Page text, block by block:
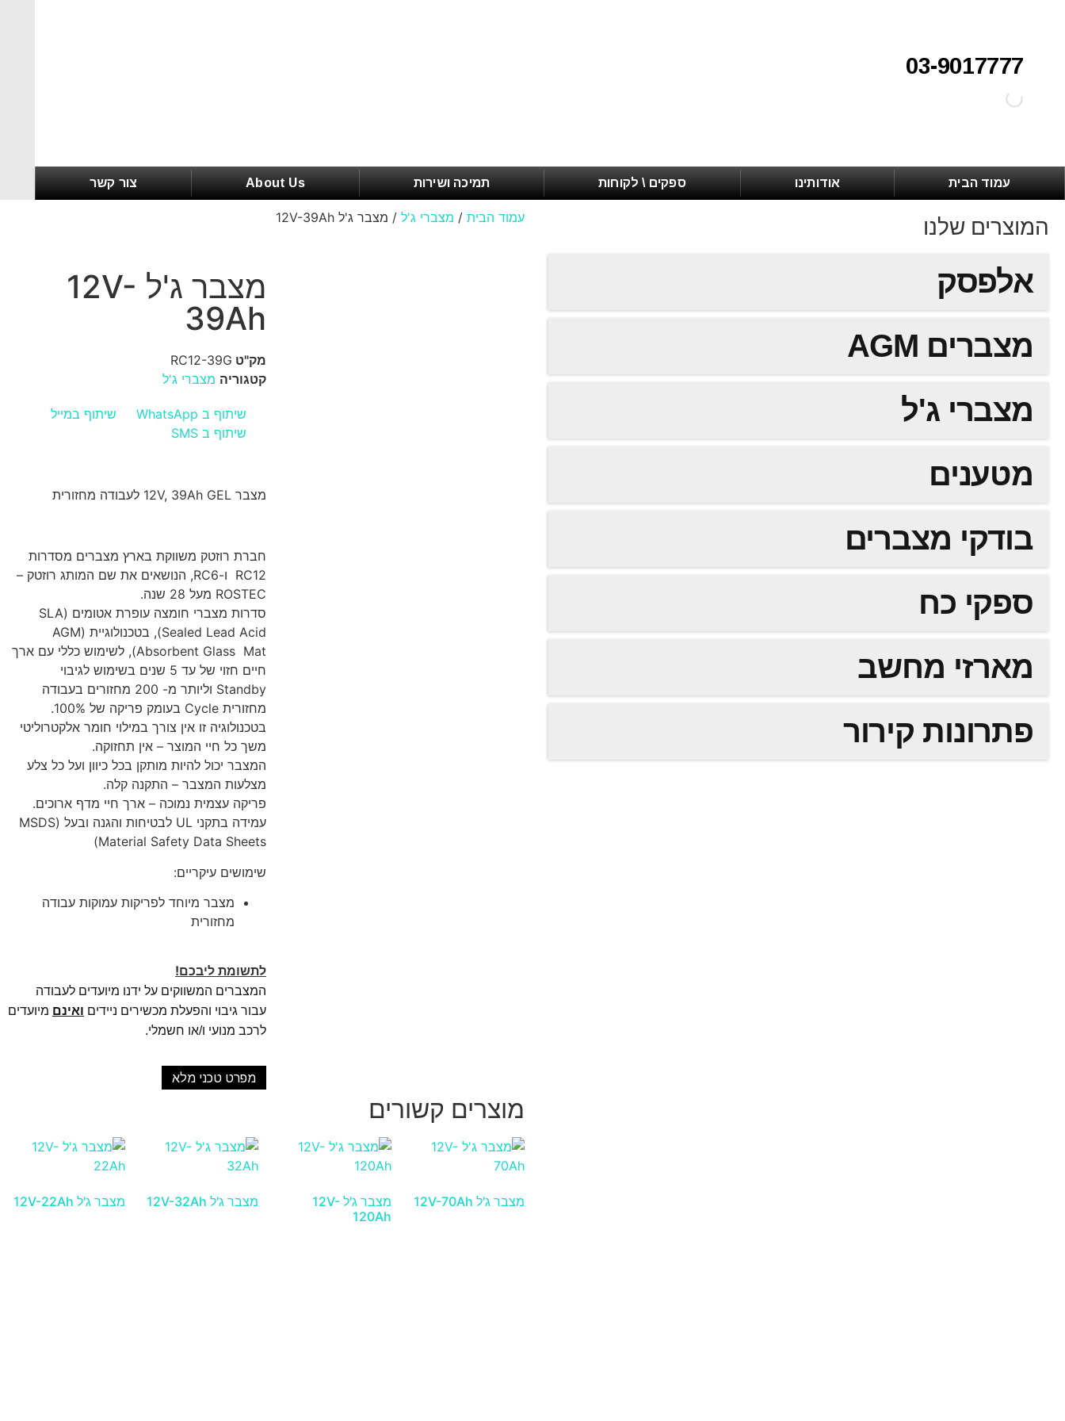
03-9017777
עמוד הבית אודותינו ספקים \ לקוחות תמיכה ושירות About Us צור קשר
המוצרים שלנו
אלפסק
מצברים AGM
מצברי ג'ל
מטענים
בודקי מצברים
ספקי כח
מארזי מחשב
פתרונות קירור
עמוד הבית / מצברי ג'ל / מצבר ג'ל 12V-39Ah
מצבר ג'ל 12V-
39Ah
מק"ט RC12-39G
קטגוריה מצברי ג'ל
שיתוף ב WhatsApp
שיתוף במייל
שיתוף ב SMS
מצבר 12V, 39Ah GEL לעבודה מחזורית
חברת רוזטק משווקת בארץ מצברים מסדרות
RC12 ו-RC6, הנושאים את שם המותג רוזטק –
ROSTEC מעל 28 שנה.
סדרות מצברי חומצה עופרת אטומים (SLA
(Sealed Lead Acid, בטכנולוגיית (AGM
(Absorbent Glass Mat, לשימוש כללי עם ארך
חיים חזוי של עד 5 שנים בשימוש לגיבוי
Standby וליותר מ- 200 מחזורים בעבודה
מחזורית Cycle בעומק פריקה של 100%.
בטכנולוגיה זו אין צורך במילוי חומר אלקטרוליטי
משך כל חיי המוצר – אין תחזוקה.
המצבר יכול להיות מותקן בכל כיוון ועל כל צלע
מצלעות המצבר – התקנה קלה.
פריקה עצמית נמוכה – ארך חיי מדף ארוכים.
עמידה בתקני UL לבטיחות והגנה ובעל (MSDS
(Material Safety Data Sheets
שימושים עיקריים:
מצבר מיוחד לפריקות עמוקות עבודה
מחזורית
לתשומת ליבכם!
המצברים המשווקים על ידנו מיועדים לעבודה
עבור גיבוי והפעלת מכשירים ניידים ואינם מיועדים
לרכב מנועי ו/או חשמלי.
מפרט טכני מלא
מוצרים קשורים
מצבר ג'ל 12V-70Ah
מצבר ג'ל 12V-
120Ah
מצבר ג'ל 12V-32Ah מצבר ג'ל 12V-22Ah